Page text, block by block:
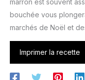
marron est souvent
bouchée vous
marchés de Noël et
Imprimer la recette